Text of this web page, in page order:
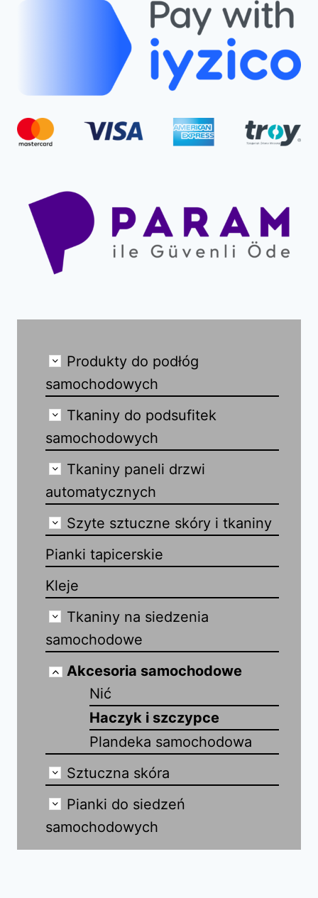
Produkty do podłóg
samochodowych
Tkaniny do podsufitek
samochodowych
Tkaniny paneli drzwi
automatycznych
Szyte sztuczne skóry i tkaniny
Pianki tapicerskie
Kleje
Tkaniny na siedzenia
samochodowe
Akcesoria samochodowe
Nić
Haczyk i szczypce
Plandeka samochodowa
Sztuczna skóra
Pianki do siedzeń
samochodowych